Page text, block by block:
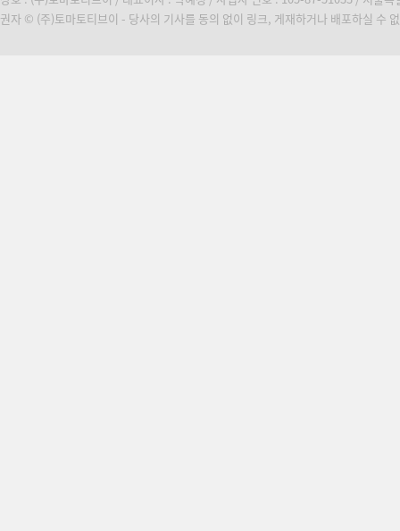
권자 © (주)토마토티브이 - 당사의 기사를 동의 없이 링크, 게재하거나 배포하실